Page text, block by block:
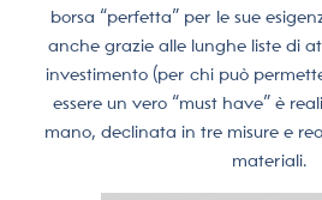
borsa “perfetta” per le sue
anche grazie alle lunghe liste di
investimento (per chi può
essere un vero “must have” è
mano, declinata in tre misure e
materiali.